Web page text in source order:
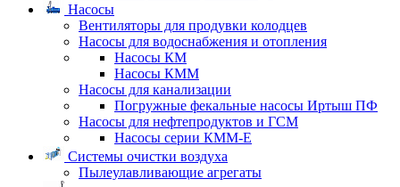
Насосы
Вентиляторы для продувки колодцев
Насосы для водоснабжения и отопления
Насосы КМ
Насосы КММ
Насосы для канализации
Погружные фекальные насосы Иртыш ПФ
Насосы для нефтепродуктов и ГСМ
Насосы серии КММ-Е
Системы очистки воздуха
Пылеулавливающие агрегаты